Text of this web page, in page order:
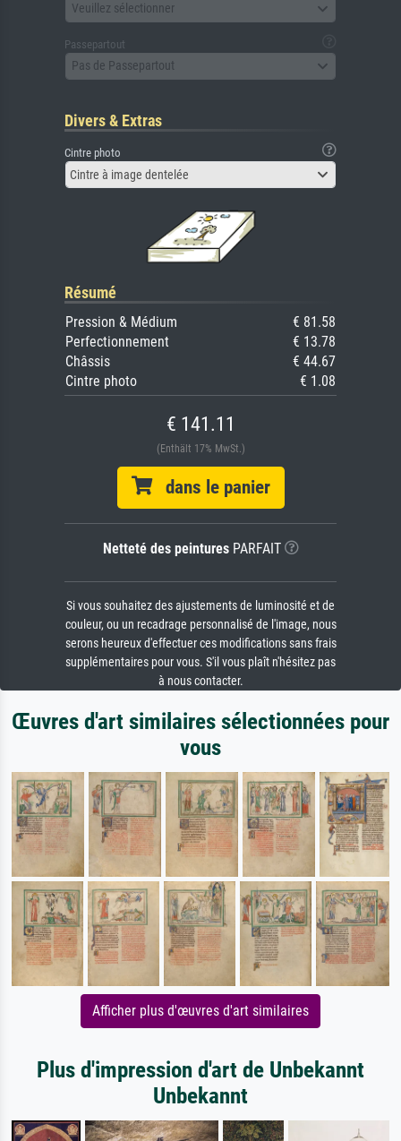
Veuillez sélectionner
Passepartout
Pas de Passepartout
Divers & Extras
Cintre photo
Cintre à image dentelée
Résumé
Pression & Médium
€ 81.58
Perfectionnement
€ 13.78
Châssis
€ 44.67
Cintre photo
€ 1.08
€ 141.11
(Enthält 17% MwSt.)
dans le panier
Netteté des peinturesPARFAIT
Si vous souhaitez des ajustements de luminosité et de
couleur, ou un recadrage personnalisé de l'image, nous
serons heureux d'effectuer ces modifications sans frais
supplémentaires pour vous. S'il vous plaît n'hésitez pas
à nous contacter.
Œuvres d'art similaires sélectionnées pour
vous
Afficher plus d'œuvres d'art similaires
Plus d'impression d'art de Unbekannt
Unbekannt